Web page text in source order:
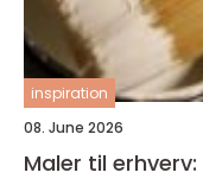
inspiration
08. June 2026
Maler til